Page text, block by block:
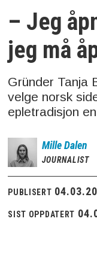
– Jeg
jeg må
Gründer Tanja
velge norsk
epletradisjon
Mille Dalen
JOURNALIST
PUBLISERT
SIST OPPDATERT